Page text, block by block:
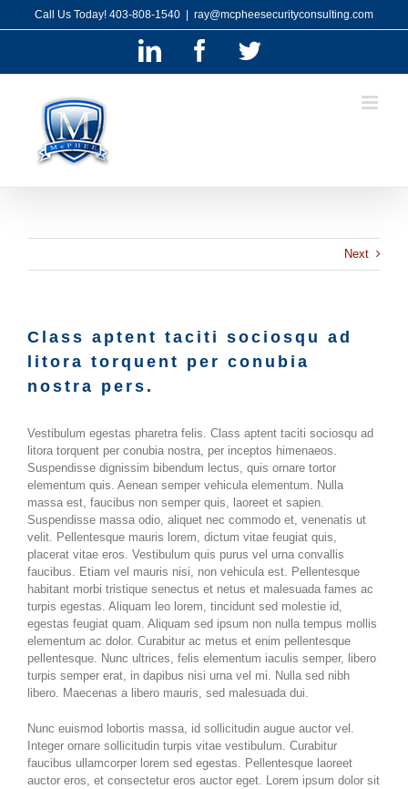
Call Us Today! 403-808-1540 ray@mcpheesecurityconsulting.com
LinkedInFacebook
Twitter
Next
Class aptent taciti sociosqu ad
litora torquent per conubia
nostra pers.
Vestibulum egestas pharetra felis. Class aptent taciti sociosqu ad
litora torquent per conubia nostra, per inceptos himenaeos.
Suspendisse dignissim bibendum lectus, quis ornare tortor
elementum quis. Aenean semper vehicula elementum. Nulla
massa est, faucibus non semper quis, laoreet et sapien.
Suspendisse massa odio, aliquet nec commodo et, venenatis ut
velit. Pellentesque mauris lorem, dictum vitae feugiat quis,
placerat vitae eros. Vestibulum quis purus vel urna convallis
faucibus. Etiam vel mauris nisi, non vehicula est. Pellentesque
habitant morbi tristique senectus et netus et malesuada fames ac
turpis egestas. Aliquam leo lorem, tincidunt sed molestie id,
egestas feugiat quam. Aliquam sed ipsum non nulla tempus mollis
elementum ac dolor. Curabitur ac metus et enim pellentesque
pellentesque. Nunc ultrices, felis elementum iaculis semper, libero
turpis semper erat, in dapibus nisi urna vel mi. Nulla sed nibh
libero. Maecenas a libero mauris, sed malesuada dui.
Nunc euismod lobortis massa, id sollicitudin augue auctor vel.
Integer ornare sollicitudin turpis vitae vestibulum. Curabitur
faucibus ullamcorper lorem sed egestas. Pellentesque laoreet
auctor eros, et consectetur eros auctor eget. Lorem ipsum dolor sit